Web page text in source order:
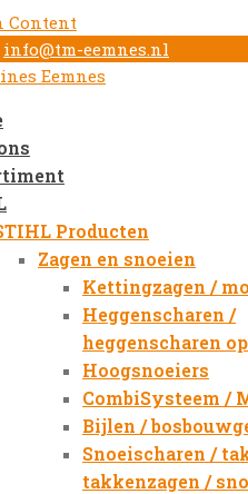
Content
info@tm-eemnes.nl
Producten
Zagen en snoeien
Kettingzagen /
Heggenscharen /
heggenscharen
Hoogsnoeiers
CombiSysteem /
Bijlen /
Snoeischaren /
takkenzagen /